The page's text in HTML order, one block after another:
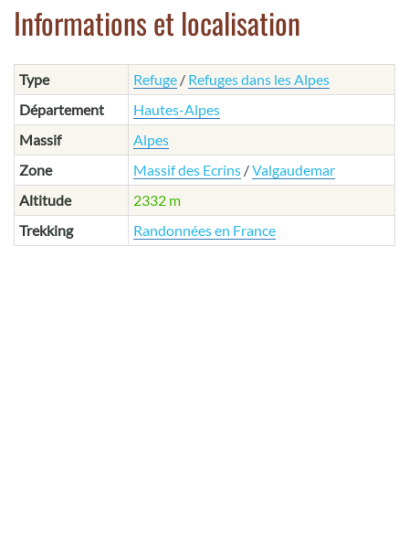
Informations et localisation
Type Refuge / Refuges dans les Alpes
Département
Hautes-Alpes
Massif
Alpes
Zone
Massif des Ecrins /Valgaudemar
Altitude
2332 m
Trekking
Randonnées en France